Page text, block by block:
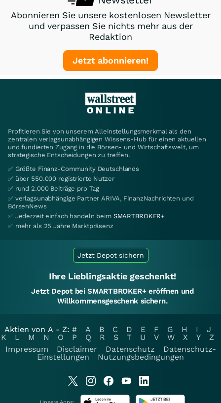
Abonnieren Sie unsere kostenlosen Newsletter
und verpassen Sie nichts mehr aus der
Redaktion
Jetzt abonnieren!
Profitieren Sie von unserem Alleinstellungsmerkmal als den
zentralen verlagsunabhängigen Wissens-Hub für einen aktuellen
und fundierten Zugang in die Börsen- und Wirtschaftswelt, um
strategische Entscheidungen zu treffen.
✅ Größte Finanz-Community Deutschlands
✅ über 550.000 registrierte Nutzer
✅ rund 2.000 Beiträge pro Tag
✅ verlagsunabhängige Partner ARIVA, FinanzNachrichten und
BörsenNews
✅ Jederzeit einfach handeln beim SMARTBROKER+
✅ mehr als 25 Jahre Marktpräsenz
Jetzt Depot sichern
Ihre Lieblingsaktie geschenkt!
Jetzt Depot bei SMARTBROKER+ eröffnen und
Willkommensgeschenk sichern.
Aktien von A - Z: # A B C D E F G H I
J
K
L M N O P Q R S T U V W X Y
Z
Impressum
Disclaimer Datenschutz
Datenschutz-
Einstellungen
Nutzungsbedingungen